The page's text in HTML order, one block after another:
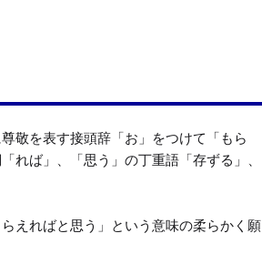
敬を表す接頭辞「お」をつけて「もら
れば」、「思う」の丁重語「存ずる」、
えればと思う」という意味の柔らかく願